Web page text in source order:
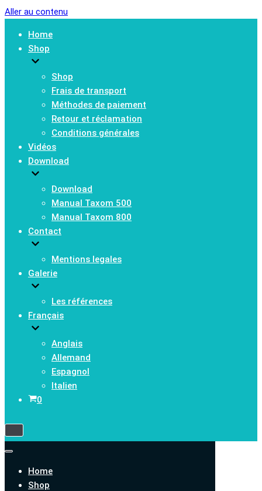
Aller au contenu
Home
Shop
Shop
Frais de transport
Méthodes de paiement
Retour et réclamation
Conditions générales
Vidéos
Download
Download
Manual Taxom 500
Manual Taxom 800
Contact
Mentions legales
Galerie
Les références
Français
Anglais
Allemand
Espagnol
Italien
Panier
0
Menu
de
Menu
navigation
Home
Shop